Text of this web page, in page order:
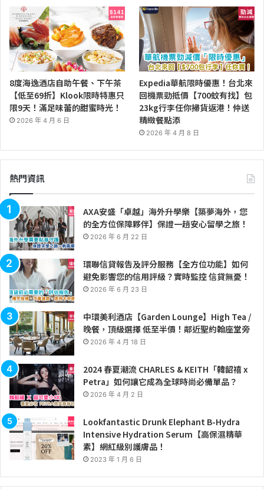
8度海逸酒店自助午餐、下午茶
【低至69折】Klook限時特惠只
限9天！滿足味蕾的甜蜜時光！
2026 年 4 月 6 日
Expedia華航限時優惠！台北來
回機票勁抵價【700蚊有找】包
23kg行李任你掃貨返港！仲送
精緻餐點添
2026 年 4 月 8 日
熱門資訊
AXA安盛「卓越」海外升學樂【築夢海外，您
的全方位保障夥伴】保證一趟安心留學之旅！
2026 年 6 月 22 日
環聯信貸報告及評分服務【全方位功能】如何
避免影響您的信用評級？實時監控 信貸無憂！
2026 年 6 月 23 日
中環美利酒店【Garden Lounge】High Tea /
晚餐，頂級選擇 低至半價！鄰近聖約翰座堂旁
2026 年 4 月 18 日
2024 春夏潮流 CHARLES & KEITH「韓韶禧 x
Petra」如何讓它成為全球時尚必備單品？
2026 年 4 月 2 日
Lookfantastic Drunk Elephant B-Hydra
Intensive Hydration Serum【高保濕精華
素】網紅級別護膚品！
2023 年 1 月 6 日